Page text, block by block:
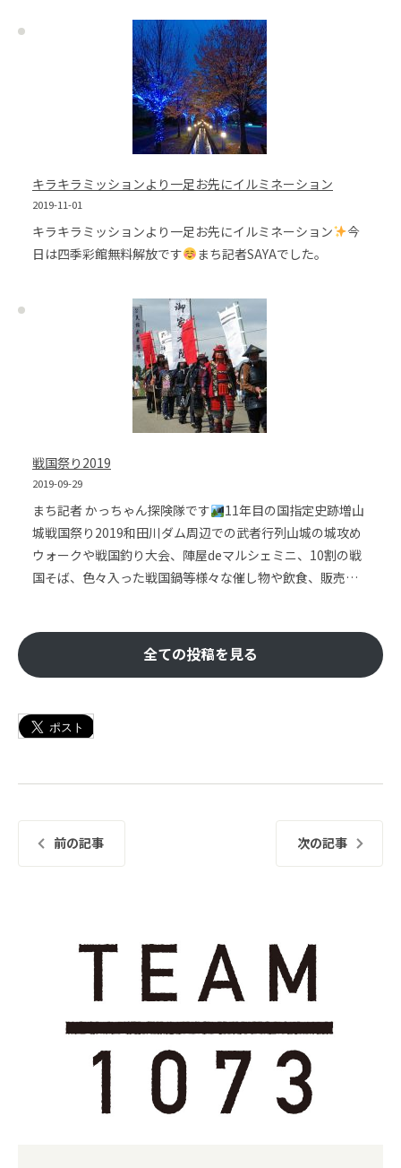
キラキラミッションより一足お先にイルミネーション
2019-11-01
キラキラミッションより一足お先にイルミネーション
今
日は四季彩館無料解放です
まち記者SAYAでした。
戦国祭り2019
2019-09-29
まち記者 かっちゃん探険隊です
11年目の国指定史跡増山
城戦国祭り2019和田川ダム周辺での武者行列山城の城攻め
ウォークや戦国釣り大会、陣屋deマルシェミニ、10割の戦
国そば、色々入った戦国鍋等様々な催し物や飲食、販売…
全ての投稿を見る
前の記事 次の記事